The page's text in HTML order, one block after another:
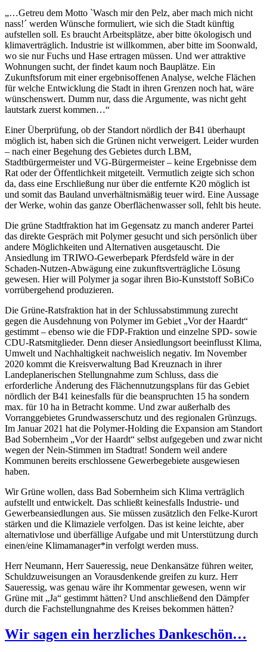
„…Getreu dem Motto `Wasch mir den Pelz, aber mach mich nicht
nass!´ werden Wünsche formuliert, wie sich die Stadt künftig
aufstellen soll. Es braucht Arbeitsplätze, aber bitte ökologisch und
klimaverträglich. Industrie ist willkommen, aber bitte im Soonwald,
wo sie nur Fuchs und Hase ertragen müssen. Und wer attraktive
Wohnungen sucht, der findet kaum noch Bauplätze. Ein
Zukunftsforum mit einer ergebnisoffenen Analyse, welche Flächen
für welche Entwicklung die Stadt in ihren Grenzen noch hat, wäre
wünschenswert. Dumm nur, dass die Argumente, was nicht geht
lautstark zuerst kommen…“
Einer Überprüfung, ob der Standort nördlich der B41 überhaupt
möglich ist, haben sich die Grünen nicht verweigert. Leider wurden
– nach einer Begehung des Gebietes durch LBM,
Stadtbürgermeister und VG-Bürgermeister – keine Ergebnisse dem
Rat oder der Öffentlichkeit mitgeteilt. Vermutlich zeigte sich schon
da, dass eine Erschließung nur über die entfernte K20 möglich ist
und somit das Bauland unverhältnismäßig teuer wird. Eine Aussage
der Werke, wohin das ganze Oberflächenwasser soll, fehlt bis heute.
Die grüne Stadtfraktion hat im Gegensatz zu manch anderer Partei
das direkte Gespräch mit Polymer gesucht und sich persönlich über
andere Möglichkeiten und Alternativen ausgetauscht. Die
Ansiedlung im TRIWO-Gewerbepark Pferdsfeld wäre in der
Schaden-Nutzen-Abwägung eine zukunftsverträgliche Lösung
gewesen. Hier will Polymer ja sogar ihren Bio-Kunststoff SoBiCo
vorrübergehend produzieren.
Die Grüne-Ratsfraktion hat in der Schlussabstimmung zurecht
gegen die Ausdehnung von Polymer im Gebiet „Vor der Haardt“
gestimmt – ebenso wie die FDP-Fraktion und einzelne SPD- sowie
CDU-Ratsmitglieder. Denn dieser Ansiedlungsort beeinflusst Klima,
Umwelt und Nachhaltigkeit nachweislich negativ. Im November
2020 kommt die Kreisverwaltung Bad Kreuznach in ihrer
Landeplanerischen Stellungnahme zum Schluss, dass die
erforderliche Änderung des Flächennutzungsplans für das Gebiet
nördlich der B41 keinesfalls für die beanspruchten 15 ha sondern
max. für 10 ha in Betracht komme. Und zwar außerhalb des
Vorranggebietes Grundwasserschutz und des regionalen Grünzugs.
Im Januar 2021 hat die Polymer-Holding die Expansion am Standort
Bad Sobernheim „Vor der Haardt“ selbst aufgegeben und zwar nicht
wegen der Nein-Stimmen im Stadtrat! Sondern weil andere
Kommunen bereits erschlossene Gewerbegebiete ausgewiesen
haben.
Wir Grüne wollen, dass Bad Sobernheim sich Klima verträglich
aufstellt und entwickelt. Das schließt keinesfalls Industrie- und
Gewerbeansiedlungen aus. Sie müssen zusätzlich den Felke-Kurort
stärken und die Klimaziele verfolgen. Das ist keine leichte, aber
alternativlose und überfällige Aufgabe und mit Unterstützung durch
einen/eine Klimamanager*in verfolgt werden muss.
Herr Neumann, Herr Saueressig, neue Denkansätze führen weiter,
Schuldzuweisungen an Vorausdenkende greifen zu kurz. Herr
Saueressig, was genau wäre ihr Kommentar gewesen, wenn wir
Grüne mit „Ja“ gestimmt hätten? Und anschließend den Dämpfer
durch die Fachstellungnahme des Kreises bekommen hätten?
Wir sagen ein herzliches Dankeschön…